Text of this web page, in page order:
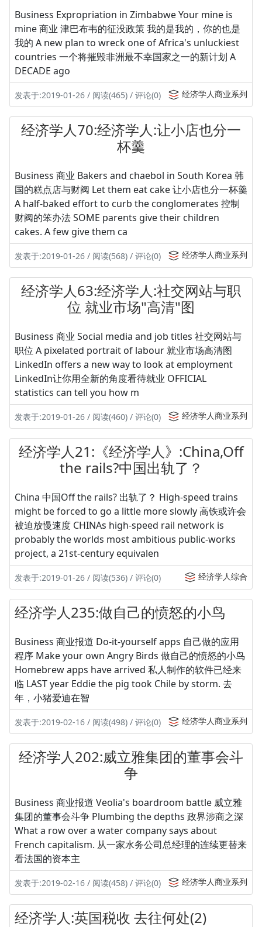
Business Expropriation in Zimbabwe Your mine is
mine 商业 津巴布韦的征没政策 我的是我的，你的也是
我的 A new plan to wreck one of Africa's unluckiest
countries 一个将摧毁非洲最不幸国家之一的新计划 A
DECADE ago
发表于:2019-01-26 / 阅读(465) / 评论(0) 经济学人商业系列
经济学人70:经济学人:让小店也分一
杯羹
Business 商业 Bakers and chaebol in South Korea 韩
国的糕点店与财阀 Let them eat cake 让小店也分一杯羹
A half-baked effort to curb the conglomerates 控制
财阀的笨办法 SOME parents give their children
cakes. A few give them ca
发表于:2019-01-26 / 阅读(568) / 评论(0) 经济学人商业系列
经济学人63:经济学人:社交网站与职
位 就业市场"高清"图
Business 商业 Social media and job titles 社交网站与
职位 A pixelated portrait of labour 就业市场高清图
LinkedIn offers a new way to look at employment
LinkedIn让你用全新的角度看待就业 OFFICIAL
statistics can tell you how m
发表于:2019-01-26 / 阅读(460) / 评论(0) 经济学人商业系列
经济学人21:《经济学人》:China,Off
the rails?中国出轨了？
China 中国Off the rails? 出轨了？ High-speed trains
might be forced to go a little more slowly 高铁或许会
被迫放慢速度 CHINAs high-speed rail network is
probably the worlds most ambitious public-works
project, a 21st-century equivalen
发表于:2019-01-26 / 阅读(536) / 评论(0) 经济学人综合
经济学人235:做自己的愤怒的小鸟
Business 商业报道 Do-it-yourself apps 自己做的应用
程序 Make your own Angry Birds 做自己的愤怒的小鸟
Homebrew apps have arrived 私人制作的软件已经来
临 LAST year Eddie the pig took Chile by storm. 去
年，小猪爱迪在智
发表于:2019-02-16 / 阅读(498) / 评论(0) 经济学人商业系列
经济学人202:威立雅集团的董事会斗
争
Business 商业报道 Veolia's boardroom battle 威立雅
集团的董事会斗争 Plumbing the depths 政界涉商之深
What a row over a water company says about
French capitalism. 从一家水务公司总经理的连续更替来
看法国的资本主
发表于:2019-02-16 / 阅读(458) / 评论(0) 经济学人商业系列
经济学人:英国税收 去往何处(2)